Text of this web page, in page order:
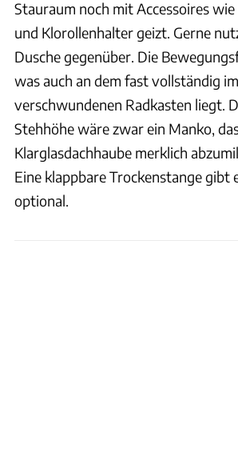
Stauraum noch mit Accessoires
und Klorollenhalter geizt. Gerne
Dusche gegenüber. Die
was auch an dem fast vollständig
verschwundenen Radkasten liegt.
Stehhöhe wäre zwar ein Manko,
Klarglasdachhaube merklich
Eine klappbare Trockenstange gibt
optional.